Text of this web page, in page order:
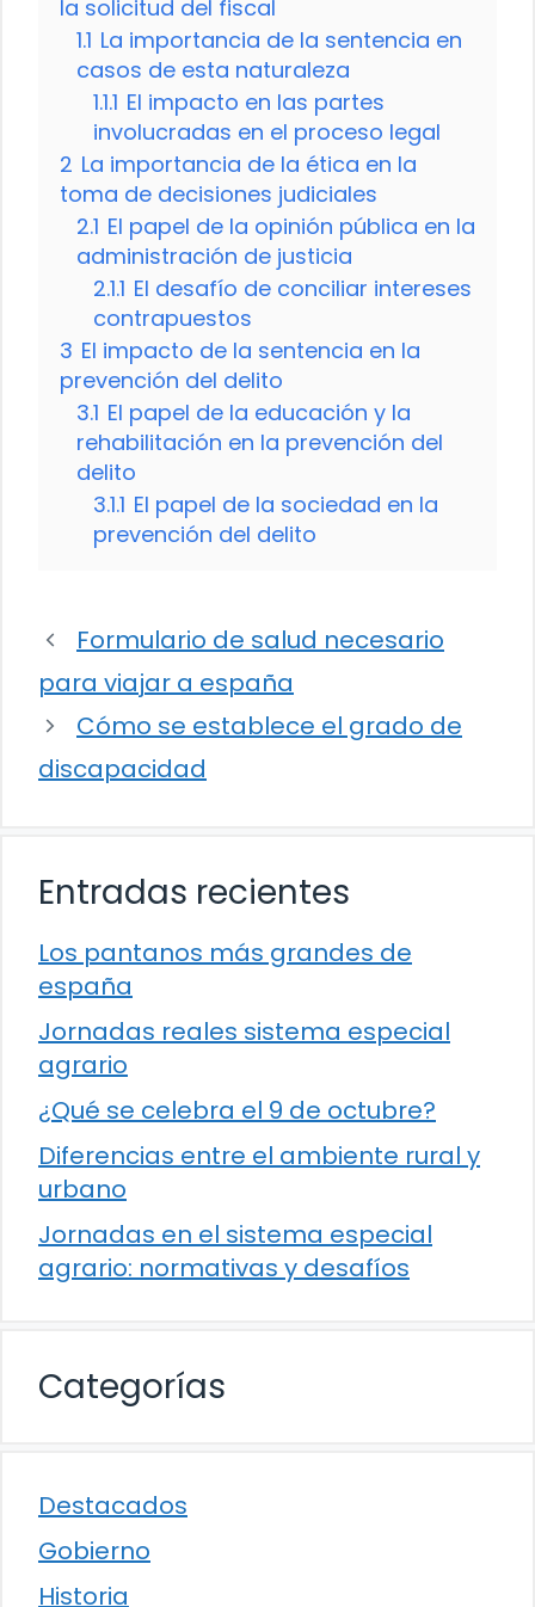
la solicitud del fiscal
1.1 La importancia de la sentencia en
casos de esta naturaleza
1.1.1 El impacto en las partes
involucradas en el proceso legal
2 La importancia de la ética en la
toma de decisiones judiciales
2.1 El papel de la opinión pública en la
administración de justicia
2.1.1 El desafío de conciliar intereses
contrapuestos
3 El impacto de la sentencia en la
prevención del delito
3.1 El papel de la educación y la
rehabilitación en la prevención del
delito
3.1.1 El papel de la sociedad en la
prevención del delito
Formulario de salud necesario
para viajar a españa
Cómo se establece el grado de
discapacidad
Entradas recientes
Los pantanos más grandes de
españa
Jornadas reales sistema especial
agrario
¿Qué se celebra el 9 de octubre?
Diferencias entre el ambiente rural y
urbano
Jornadas en el sistema especial
agrario: normativas y desafíos
Categorías
Destacados
Gobierno
Historia